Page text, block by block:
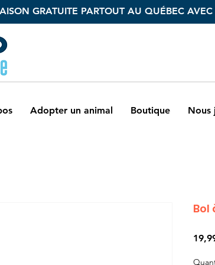
GRATUITE PARTOUT AU QUÉBEC
Bol
Adopter un animal Boutique Nous